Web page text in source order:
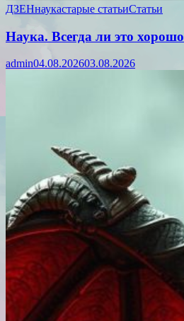
ДЗЕНнаукастарые статьиСтатьи
Наука. Всегда ли это хорошо
admin04.08.202603.08.2026